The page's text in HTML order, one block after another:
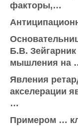
факторы,…
Б.В.
мышления на
Явления
акселерации
…
Примером …